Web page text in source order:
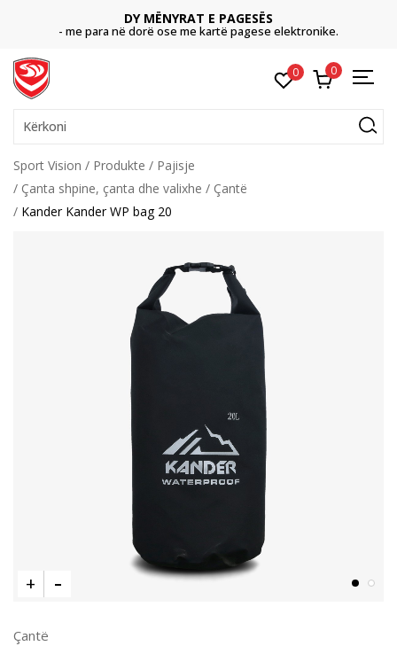
CLICK & COLLECT
Paguani me kartë online dhe bëni tërheqjen në
dëshironi të zgjidhni
0 0
Kërkoni
Sport Vision Produkte
Pajisje
Çanta shpine, çanta dhe valixhe
Çantë
Kander Kander WP bag 20
Çantë